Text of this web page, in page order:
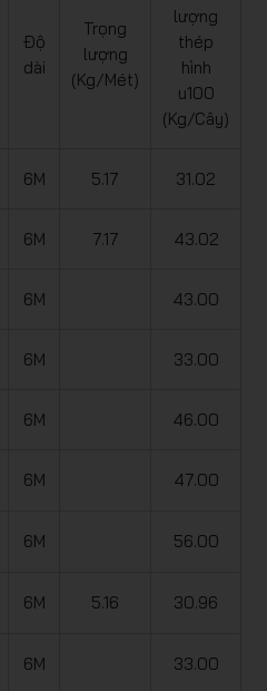
Độ
dài
Trọng
lượng
(Kg/Mét)
lượng
thép
hình
u100
(Kg/Cây)
6M 5.17 31.02
6M 7.17 43.02
6M 43.00
6M 33.00
6M 46.00
6M 47.00
6M 56.00
6M 5.16 30.96
6M 33.00